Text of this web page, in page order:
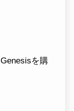
を購